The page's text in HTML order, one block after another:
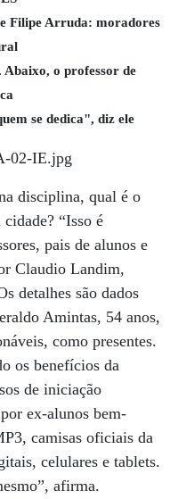
Filipe Arruda: moradores
o professor de
se dedica", diz ele
disciplina, qual é o
“Isso é
pais de alunos e
Claudio Landim,
detalhes são dados
Amintas, 54 anos,
como presentes.
os benefícios da
de iniciação
ex-alunos bem-
camisas oficiais da
celulares e tablets.
afirma.